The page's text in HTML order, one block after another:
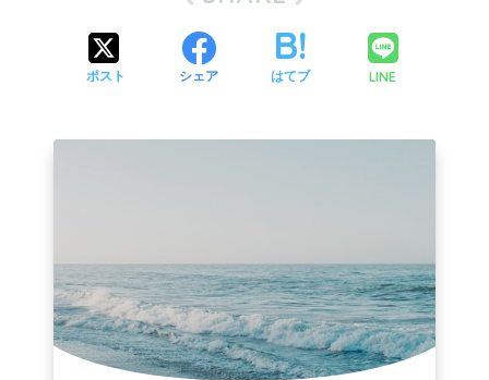
ポスト シェア はてブ LINE